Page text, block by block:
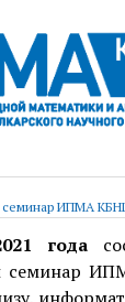
семинар ИПМА
года
семинар